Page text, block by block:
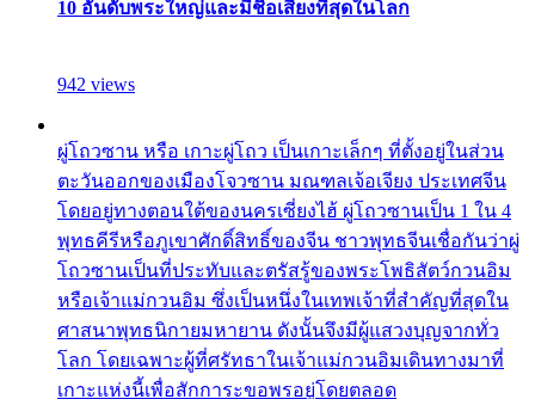
10 อันดับพระใหญ่และมีชื่อเสียงที่สุดในโลก
942 views
ผู่โถวซาน หรือ เกาะผู่โถว เป็นเกาะเล็กๆ ที่ตั้งอยู่ในส่วน
ตะวันออกของเมืองโจวซาน มณฑลเจ้อเจียง ประเทศจีน
โดยอยู่ทางตอนใต้ของนครเซี่ยงไฮ้ ผู่โถวซานเป็น 1 ใน 4
พุทธคีรีหรือภูเขาศักดิ์สิทธิ์ของจีน ชาวพุทธจีนเชื่อกันว่าผู่
โถวซานเป็นที่ประทับและตรัสรู้ของพระโพธิสัตว์กวนอิม
หรือเจ้าแม่กวนอิม ซึ่งเป็นหนึ่งในเทพเจ้าที่สำคัญที่สุดใน
ศาสนาพุทธนิกายมหายาน ดังนั้นจึงมีผู้แสวงบุญจากทั่ว
โลก โดยเฉพาะผู้ที่ศรัทธาในเจ้าแม่กวนอิมเดินทางมาที่
เกาะแห่งนี้เพื่อสักการะขอพรอยู่โดยตลอด